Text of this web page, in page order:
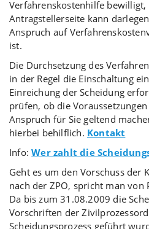
Verfahrenskostenhilfe bewilligt,
Antragstellerseite kann
Anspruch auf
ist.
Die Durchsetzung des
in der Regel die Einschaltung
Einreichung der Scheidung
prüfen, ob die
Anspruch für Sie geltend
hierbei behilflich. Kontakt
Info: Wer zahlt die
Geht es um den Vorschuss der
nach der ZPO, spricht man von
Da bis zum 31.08.2009 die
Vorschriften der
Scheidungsprozess geführt